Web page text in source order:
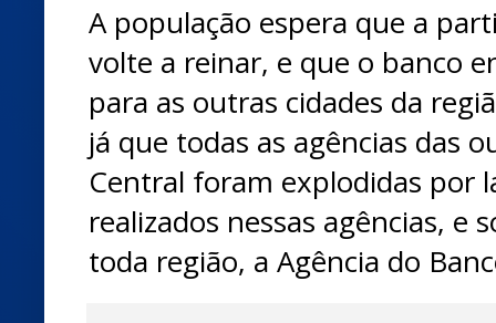
A população espera que a
volte a reinar, e que o banco
para as outras cidades da
já que todas as agências das
Central foram explodidas por
realizados nessas agências, e
toda região, a Agência do